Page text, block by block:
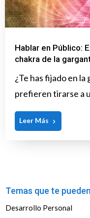
Hablar en Público:
chakra de la
¿Te has fijado en
prefieren tirarse a
Leer Más
Temas que te
Desarrollo Personal